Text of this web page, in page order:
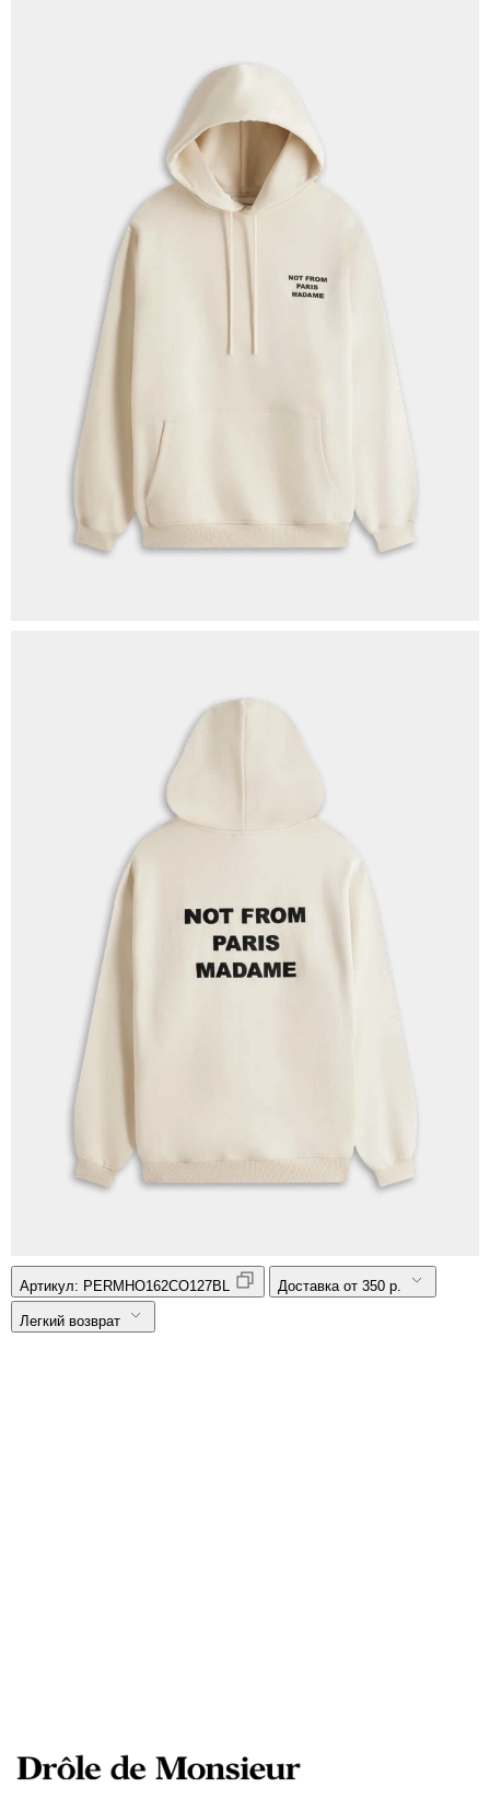
Артикул: PERMHO162CO127BL Доставка от 350 р.
Легкий возврат